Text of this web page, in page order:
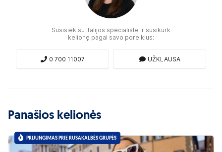
Susisiek su Italijos specialiste ir susikurk
kelionę pagal savo poreikius:
0 700 11007 UŽKLAUSA
Panašios kelionės
PRIJUNGIMAS PRIE RUSAKALBĖS GRUPĖS